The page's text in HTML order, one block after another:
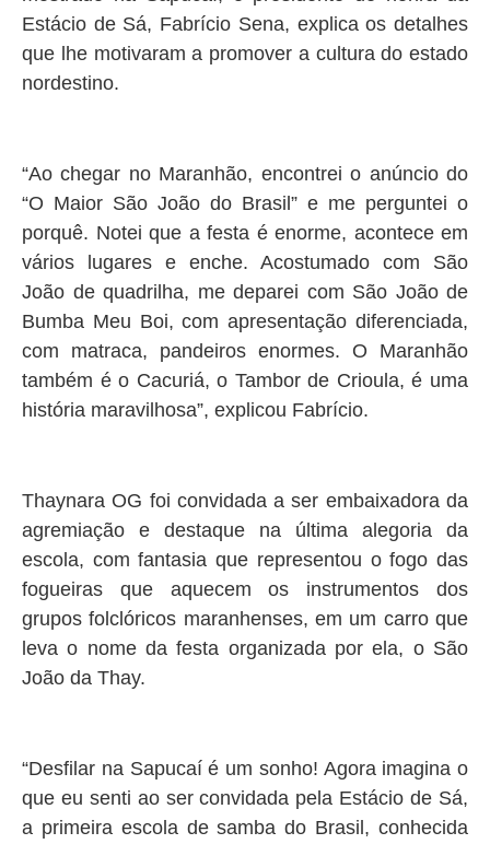
Estácio de Sá, Fabrício Sena, explica os detalhes
que lhe motivaram a promover a cultura do estado
nordestino.
“Ao chegar no Maranhão, encontrei o anúncio do
“O Maior São João do Brasil” e me perguntei o
porquê. Notei que a festa é enorme, acontece em
vários lugares e enche. Acostumado com São
João de quadrilha, me deparei com São João de
Bumba Meu Boi, com apresentação diferenciada,
com matraca, pandeiros enormes. O Maranhão
também é o Cacuriá, o Tambor de Crioula, é uma
história maravilhosa”, explicou Fabrício.
Thaynara OG foi convidada a ser embaixadora da
agremiação e destaque na última alegoria da
escola, com fantasia que representou o fogo das
fogueiras que aquecem os instrumentos dos
grupos folclóricos maranhenses, em um carro que
leva o nome da festa organizada por ela, o São
João da Thay.
“Desfilar na Sapucaí é um sonho! Agora imagina o
que eu senti ao ser convidada pela Estácio de Sá,
a primeira escola de samba do Brasil, conhecida